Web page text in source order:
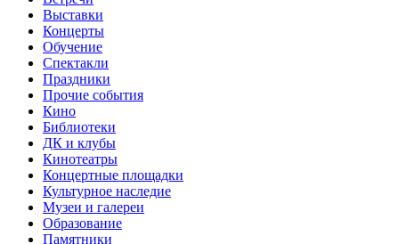
Выставки
Концерты
Обучение
Спектакли
Праздники
Прочие события
Кино
Библиотеки
ДК и клубы
Кинотеатры
Концертные площадки
Культурное наследие
Музеи и галереи
Образование
Памятники